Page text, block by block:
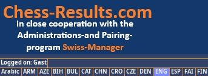
Logged on: Gast
Arabic ARM AZE BIH BUL CAT CHN CRO CZE DEN ENG ESP FAI FIN